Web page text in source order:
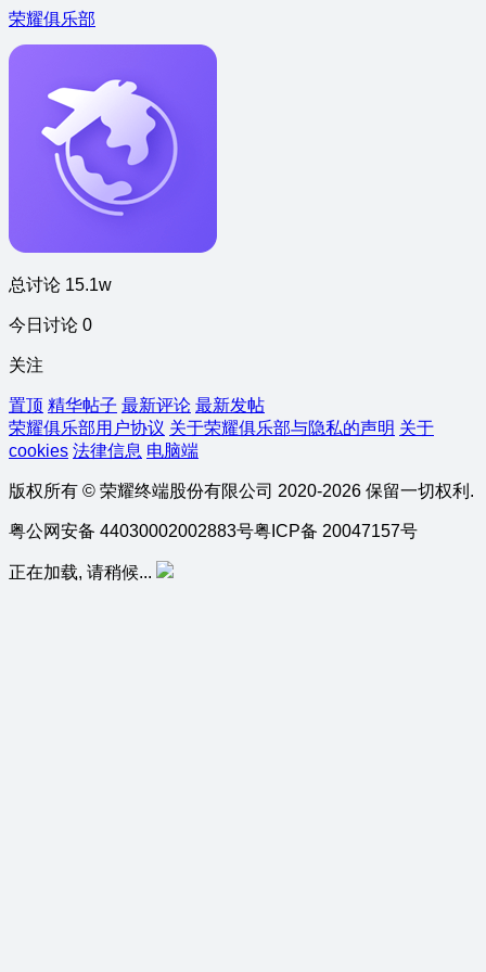
荣耀俱乐部
总讨论 15.1w
今日讨论 0
关注
置顶 精华帖子 最新评论 最新发帖
荣耀俱乐部用户协议 关于荣耀俱乐部与隐私的声明 关于
cookies 法律信息 电脑端
版权所有 © 荣耀终端股份有限公司 2020-2026 保留一切权利.
粤公网安备 44030002002883号粤ICP备 20047157号
正在加载, 请稍候...